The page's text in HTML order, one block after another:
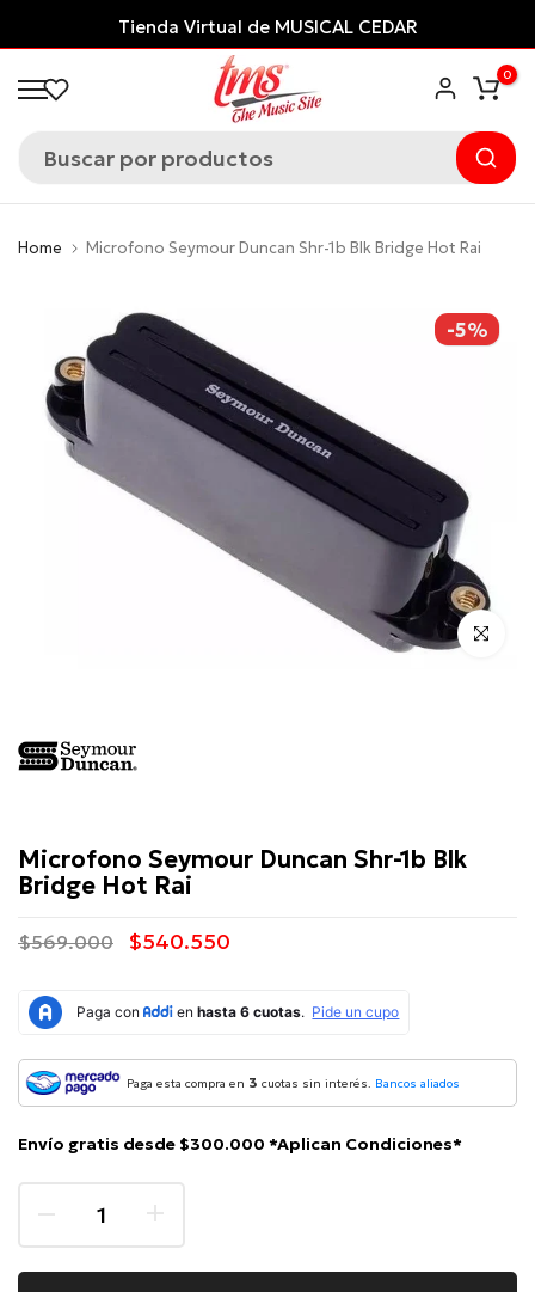
al
contenido
Tienda Virtual de MUSICAL CEDAR
0
Home Microfono Seymour Duncan Shr-1b Blk Bridge Hot Rai
-5%
Click para
Microfono Seymour Duncan Shr-1b Blk
Bridge Hot Rai
$569.000 $540.550
Paga esta compra en 3 cuotas sin interés. Bancos aliados
Envío gratis desde $300.000 *Aplican Condiciones*